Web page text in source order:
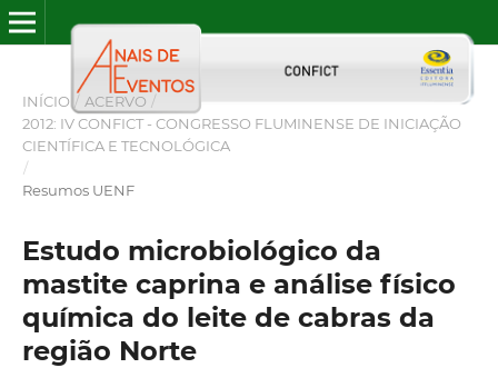
INÍCIO / ACERVO /
2012: IV CONFICT - CONGRESSO FLUMINENSE DE INICIAÇÃO
CIENTÍFICA E TECNOLÓGICA
/
Resumos UENF
Estudo microbiológico da
mastite caprina e análise físico
química do leite de cabras da
região Norte